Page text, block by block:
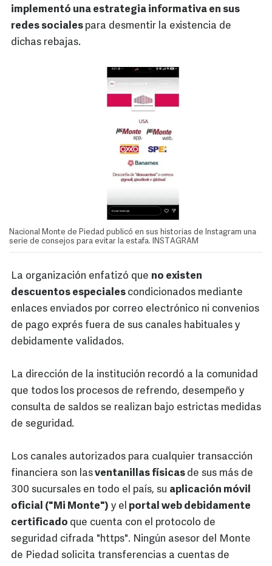
implementó una estrategia informativa en sus
redes sociales para desmentir la existencia de
dichas rebajas.
Nacional Monte de Piedad publicó en sus historias de Instagram una
serie de consejos para evitar la estafa. INSTAGRAM
La organización enfatizó que no existen
descuentos especiales condicionados mediante
enlaces enviados por correo electrónico ni convenios
de pago exprés fuera de sus canales habituales y
debidamente validados.
La dirección de la institución recordó a la comunidad
que todos los procesos de refrendo, desempeño y
consulta de saldos se realizan bajo estrictas medidas
de seguridad.
Los canales autorizados para cualquier transacción
financiera son lasventanillas físicas de sus más de
300 sucursales en todo el país, su aplicación móvil
oficial ("Mi Monte") y el portal web debidamente
certificado que cuenta con el protocolo de
seguridad cifrada "https". Ningún asesor del Monte
de Piedad solicita transferencias a cuentas de